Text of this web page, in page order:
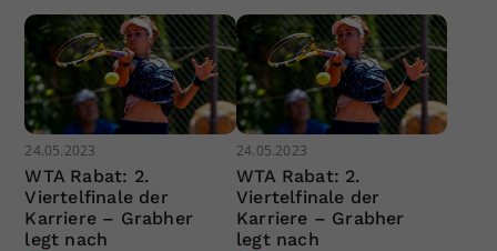
24.05.2023
WTA Rabat: 2.
Viertelfinale der
Karriere – Grabher
legt nach
24.05.2023
WTA Rabat: 2.
Viertelfinale der
Karriere – Grabher
legt nach